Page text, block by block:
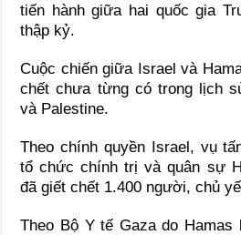
tiến hành giữa hai quốc gia
thập kỷ.
Cuộc chiến giữa Israel và
chết chưa từng có trong lịch
và Palestine.
Theo chính quyền Israel, vụ
tổ chức chính trị và quân sự
đã giết chết 1.400 người, chủ
Theo Bộ Y tế Gaza do Hamas